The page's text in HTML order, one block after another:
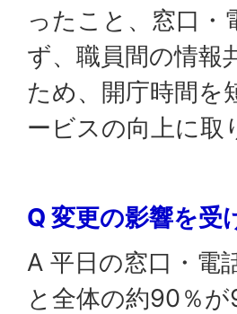
ったこと、窓口・
ず、職員間の情報
ため、開庁時間を
ービスの向上に取
Q 変更の影響を受
A 平日の窓口・電
と全体の約90％